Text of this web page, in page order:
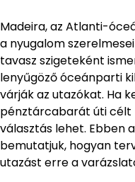
Madeira, az Atlanti-
a nyugalom
tavasz szigeteként
lenyűgöző óceánparti
várják az utazókat. Ha
pénztárcabarát úti célt
választás lehet. Ebben
bemutatjuk, hogyan
utazást erre a